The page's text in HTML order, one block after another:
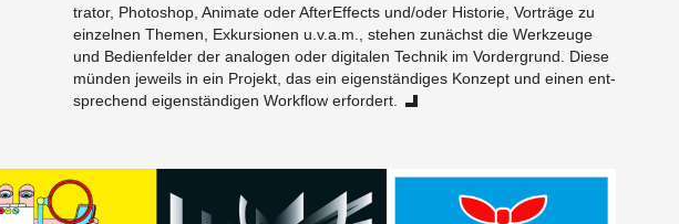
tra­tor, Pho­to­shop, Ani­ma­te oder Af­ter­Ef­fects und/oder His­to­rie, Vor­trä­ge zu
ein­zel­nen The­men, Ex­kur­sio­nen u.v.a.m., ste­hen zu­nächst die Werk­zeu­ge
und Be­dien­fel­der der ana­lo­gen oder di­gi­ta­len Tech­nik im Vor­der­grund. Diese
mün­den je­weils in ein Pro­jekt, das ein ei­gen­stän­di­ges Kon­zept und einen ent­
spre­chend ei­gen­stän­di­gen Work­flow er­for­dert.